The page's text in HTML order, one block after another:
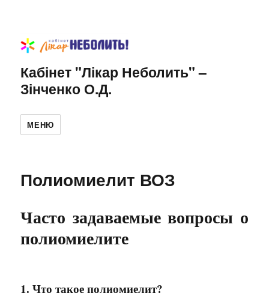
Кабінет "Лікар Неболить" –
Зінченко О.Д.
МЕНЮ
Полиомиелит ВОЗ
Часто задаваемые вопросы о
полиомиелите
1. Что такое полиомиелит?